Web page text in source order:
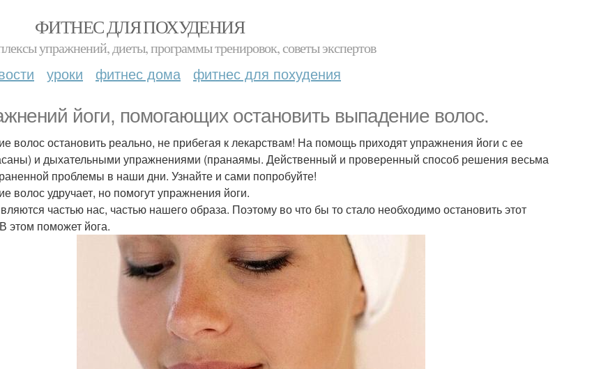
ФИТНЕС ДЛЯ ПОХУДЕНИЯ
упражнений, диеты, программы тренировок, советы экспертов
уроки фитнес дома фитнес для похудения
йоги, помогающих остановить выпадение волос.
волос остановить реально, не прибегая к лекарствам! На помощь приходят упражнения йоги с ее
и дыхательными упражнениями (пранаямы. Действенный и проверенный способ решения весьма
проблемы в наши дни. Узнайте и сами попробуйте!
волос удручает, но помогут упражнения йоги.
частью нас, частью нашего образа. Поэтому во что бы то стало необходимо остановить этот
этом поможет йога.